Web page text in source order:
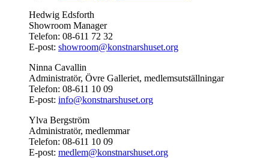
Hedwig Edsforth
Showroom Manager
Telefon: 08-611 72 32
E-post: showroom@konstnarshuset.org
Ninna Cavallin
Administratör, Övre Galleriet, medlemsutställningar
Telefon: 08-611 10 09
E-post: info@konstnarshuset.org
Ylva Bergström
Administratör, medlemmar
Telefon: 08-611 10 09
E-post: medlem@konstnarshuset.org